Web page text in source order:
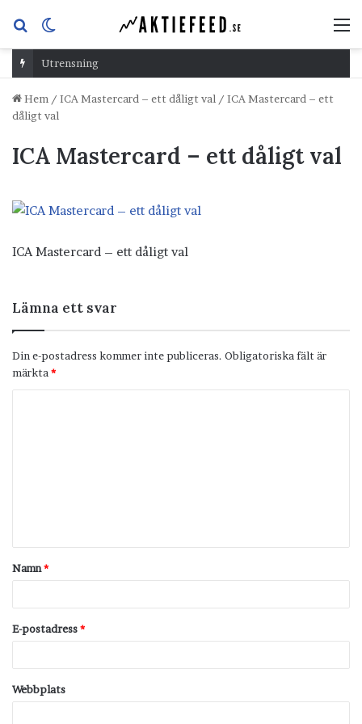
Sök
efterskin
Utrensning
Hem / ICA Mastercard – ett dåligt val / ICA Mastercard – ett
dåligt val
ICA Mastercard – ett dåligt val
ICA Mastercard – ett dåligt val
Lämna ett svar
Din e-postadress kommer inte publiceras. Obligatoriska fält är
märkta *
t
a
Namn*
E-postadress*
Webbplats